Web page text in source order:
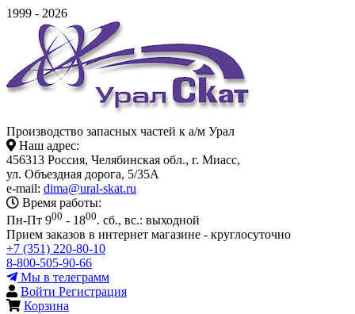
1999 - 2026
Производство запасных частей к а/м Урал
Наш адрес:
456313 Россия, Челябинская обл., г. Миасс,
ул. Объездная дорога, 5/35А
e-mail: dima@ural-skat.ru
Время работы:
Пн-Пт 900 - 1800. сб., вс.: выходной
Прием заказов в интернет магазине - круглосуточно
+7 (351) 220-80-10
8-800-505-90-66
Мы в телеграмм
Войти Регистрация
Корзина